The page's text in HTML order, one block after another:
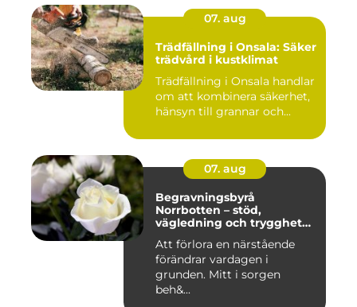
07. aug
Trädfällning i Onsala: Säker
trädvård i kustklimat
Trädfällning i Onsala handlar
om att kombinera säkerhet,
hänsyn till grannar och...
07. aug
Begravningsbyrå
Norrbotten – stöd,
vägledning och trygghet
Att förlora en närstående
förändrar vardagen i
grunden. Mitt i sorgen
beh&...